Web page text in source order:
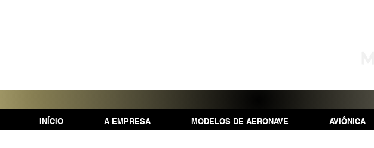
INÍCIO A EMPRESA MODELOS DE AERONAVE AVIÔNICA